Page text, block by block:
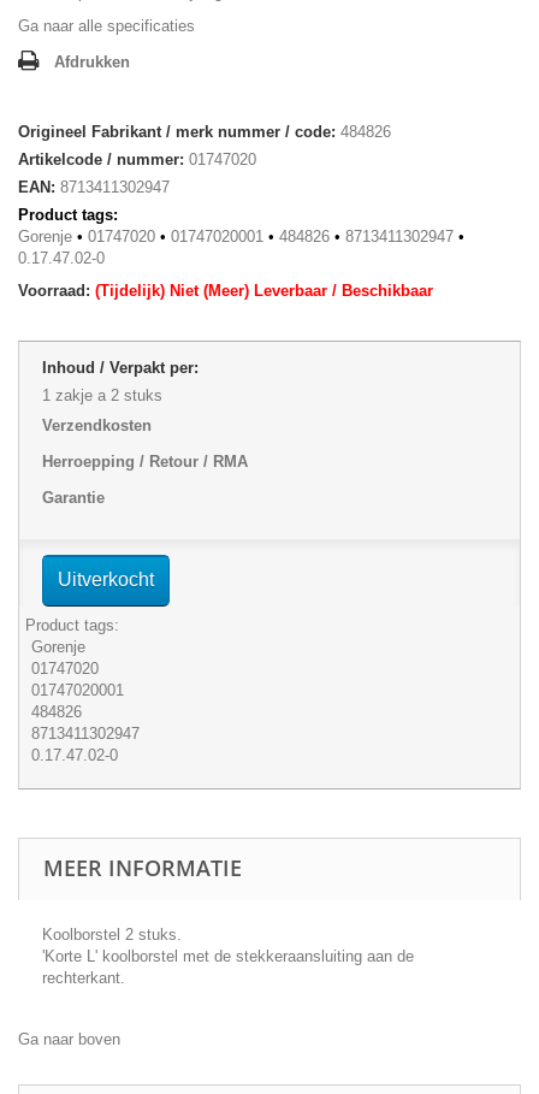
Ga naar alle specificaties
Afdrukken
Origineel Fabrikant / merk nummer / code: 484826
Artikelcode / nummer: 01747020
EAN: 8713411302947
Product tags:
Gorenje • 01747020 • 01747020001 • 484826 • 8713411302947 •
0.17.47.02-0
Voorraad: (Tijdelijk) Niet (Meer) Leverbaar / Beschikbaar
Inhoud / Verpakt per:
1 zakje a 2 stuks
Verzendkosten
Herroepping / Retour / RMA
Garantie
Uitverkocht
Product tags:
Gorenje
01747020
01747020001
484826
8713411302947
0.17.47.02-0
MEER INFORMATIE
Koolborstel 2 stuks.
'Korte L' koolborstel met de stekkeraansluiting aan de
rechterkant.
Ga naar boven